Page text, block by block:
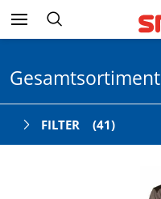
Gesamtsortiment
FILTER (41)